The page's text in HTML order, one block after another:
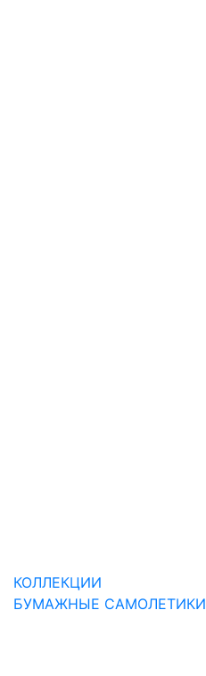
КОЛЛЕКЦИИ
БУМАЖНЫЕ САМОЛЕТИКИ